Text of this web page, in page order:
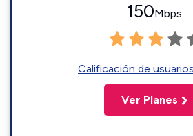
150Mbps
Calificación de
Ver Planes